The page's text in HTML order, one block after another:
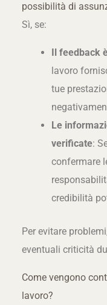
possibilità di
Sì, se:
Il feedback
lavoro
tue
Le
verificate:
confermare
credibilità
Per evitare
eventuali criticità
Come vengono
lavoro?